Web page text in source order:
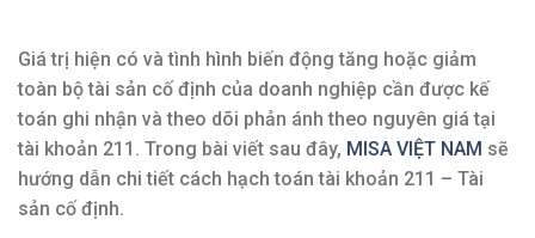
Giá trị hiện có và tình hình biến động tăng hoặc giảm
toàn bộ tài sản cố định của doanh nghiệp cần được kế
toán ghi nhận và theo dõi phản ánh theo nguyên giá tại
tài khoản 211. Trong bài viết sau đây, MISA VIỆT NAM sẽ
hướng dẫn chi tiết cách hạch toán tài khoản 211 – Tài
sản cố định.